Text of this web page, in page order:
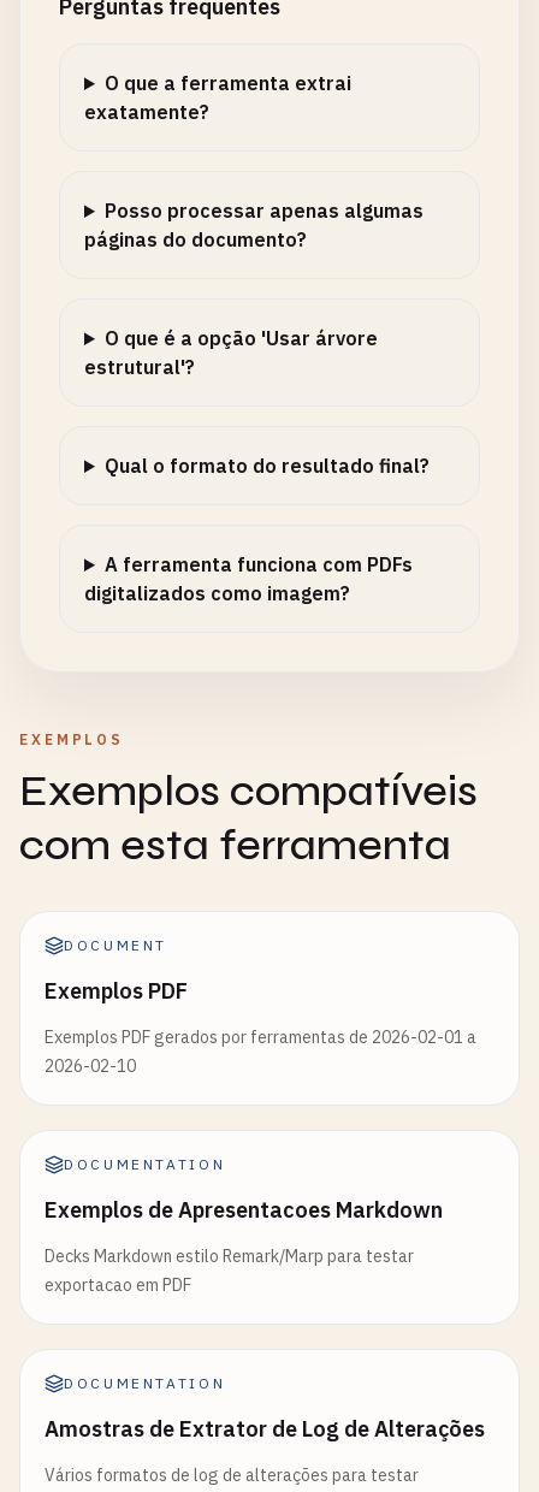
Perguntas frequentes
O que a ferramenta extrai
exatamente?
Posso processar apenas algumas
páginas do documento?
O que é a opção 'Usar árvore
estrutural'?
Qual o formato do resultado final?
A ferramenta funciona com PDFs
digitalizados como imagem?
EXEMPLOS
Exemplos compatíveis
com esta ferramenta
DOCUMENT
Exemplos PDF
Exemplos PDF gerados por ferramentas de 2026-02-01 a
2026-02-10
DOCUMENTATION
Exemplos de Apresentacoes Markdown
Decks Markdown estilo Remark/Marp para testar
exportacao em PDF
DOCUMENTATION
Amostras de Extrator de Log de Alterações
Vários formatos de log de alterações para testar